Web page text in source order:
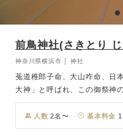
前鳥神社(さきとり
神奈川県横浜市 │ 神社
菟道稚郎子命、大山咋命、日
大神」と呼ばれ、この御祭神
円から信仰を集めています。
れ、相模国四之宮としても知
人々の敬愛を受けてきました
人数 2名〜 基本料金